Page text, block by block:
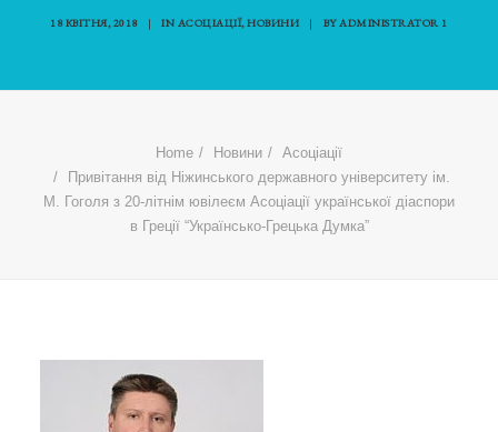
18 КВІТНЯ, 2018 | IN АСОЦІАЦІЇ,НОВИНИ | BYADMINISTRATOR 1
Home Новини
Асоціації
Привітання від Ніжинського державного університету ім.
М. Гоголя з 20-літнім ювілеєм Асоціації української діаспори
в Греції “Українсько-Грецька Думка”